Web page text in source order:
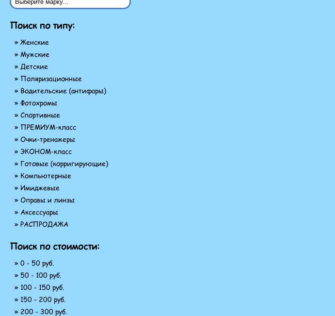
Поиск по типу:
» Женские
» Мужские
» Детские
» Поляризационные
» Водительские (антифары)
» Фотохромы
» Спортивные
» ПРЕМИУМ-класс
» Очки-тренажеры
» ЭКОНОМ-класс
» Готовые (корригирующие)
» Компьютерные
» Имиджевые
» Оправы и линзы
» Аксессуары
» РАСПРОДАЖА
Поиск по стоимости:
» 0 - 50 руб.
» 50 - 100 руб.
» 100 - 150 руб.
» 150 - 200 руб.
» 200 - 300 руб.